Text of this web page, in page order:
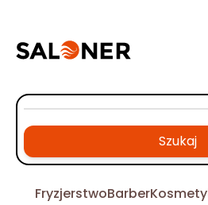
Szukaj
FryzjerstwoBarber